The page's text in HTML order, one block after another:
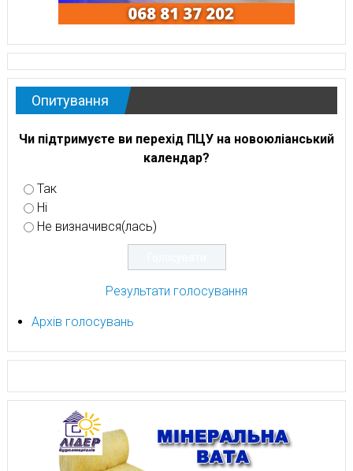
Опитування
Чи підтримуєте ви перехід ПЦУ на новоюліанський
календар?
Так
Ні
Не визначився(лась)
Результати голосування
Архів голосувань